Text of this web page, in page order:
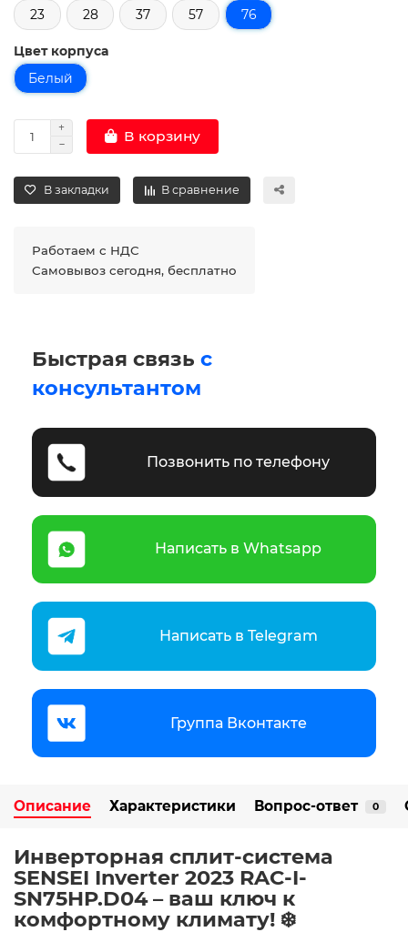
23
28 37 57 76
Цвет корпуса
Белый
В корзину
В закладки В сравнение
Работаем с НДС
Самовывоз сегодня, бесплатно
Быстрая связь с
консультантом
Позвонить по телефону
Написать в Whatsapp
Написать в Telegram
Группа Вконтакте
Описание Характеристики Вопрос-ответ 0
Инверторная сплит-система
SENSEI Inverter 2023 RAC-I-
SN75HP.D04 – ваш ключ к
комфортному климату! ❄️